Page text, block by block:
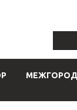
МЕЖГОРОД